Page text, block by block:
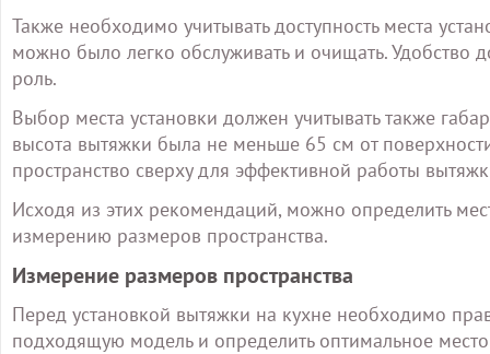
Также необходимо учитывать доступность места
можно было легко обслуживать и очищать. Удобство
роль.
Выбор места установки должен учитывать также
высота вытяжки была не меньше 65 см от
пространство сверху для эффективной работы
Исходя из этих рекомендаций, можно определить
измерению размеров пространства.
Измерение размеров пространства
Перед установкой вытяжки на кухне необходимо
подходящую модель и определить оптимальное